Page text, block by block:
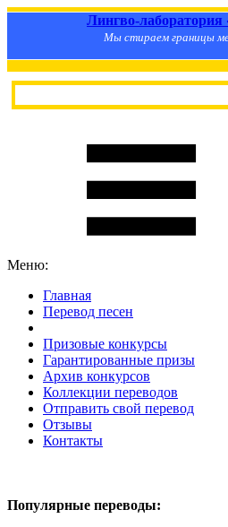
Лингво-лаборатория
Мы стираем границы
Меню:
Главная
Перевод песен
Призовые конкурсы
Гарантированные призы
Архив конкурсов
Коллекции переводов
Отправить свой перевод
Отзывы
Контакты
Популярные переводы: